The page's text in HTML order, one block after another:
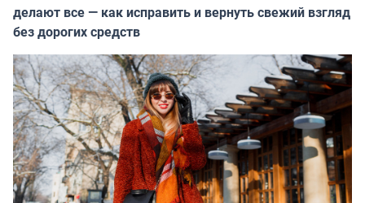
делают все — как исправить и вернуть свежий взгляд
без дорогих средств